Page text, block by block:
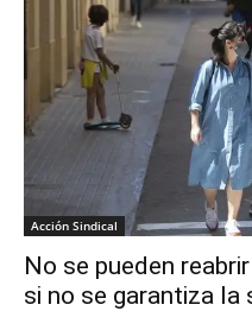
Acción Sindical
No se pueden
si no se garantiza la